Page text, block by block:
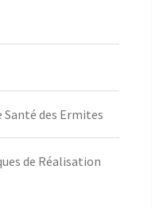
Santé des Ermites
de Réalisation